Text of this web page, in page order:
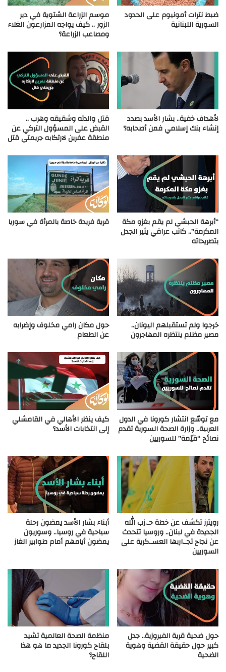
ضبط نترات أمونيوم على الحدود
السورية اللبنانية
موسم الزراعة الشتوية في دير
الزور .. كيف يواجه المزارعون الغلاء
ومصاعب الزراعة؟
لأهداف خفية.. بشار الأسد بصدد
إنشاء بنك إسلامي فمن أصحابه؟
قتل والدته وشقيقه وهرب ..
القبض على المسؤول التركي عن
منطقة عفرين لارتكابه جريمتي قتل
“أبرهة الحبشي لم يقم بغزو مكة
المكرمة”.. كاتب عراقي يثير الجدل
بتصريحاته
قرية فريدة خاصة بالمرأة في سوريا
خرجوا ولم تستقبلهم اليونان..
مصير مظلم ينتظره المهاجرون
حول مكان رامي مخلوف وإضرابه
عن الطعام
مع توسّع انتشار كورونا في الدول
العربية.. وزارة الصحة السورية تقدم
نصائح “قيّمة” للسوريين
كيف ينظر الأهالي في القامشلي
إلى انتخابات الأسد؟
رويترز تكشف عن خطة حـ.زب الله
الجديدة في لبنان.. وروسيا تتحدث
عن نجاح تجـ.اربها العسـ.كرية على
السوريين
أبناء بشار الأسد يمضون رحلة
سياحية في روسيا.. وسوريون
يمضون أيامهم أمام طوابير الغاز
حول ضحية قرية الفيروزية.. جدل
كبير حول حقيقة القضية وهوية
الضحية
منظمة الصحة العالمية تشيد
بلقاح كورونا الجديد ما هو هذا
اللقاح؟